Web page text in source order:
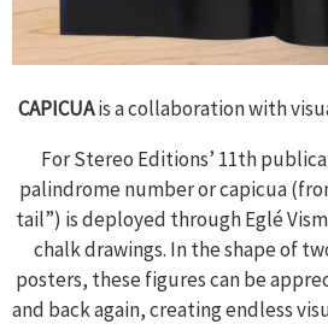
CAPICUAis a collaboration with
For Stereo Editions’ 11th
palindrome number or capicua
tail”) is deployed through Eglé
chalk drawings. In the shape of
posters, these figures can be
and back again, creating endless